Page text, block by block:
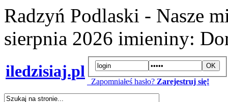
Radzyń Podlaski - Nasze
sierpnia 2026 imieniny:
iledzisiaj.pl
Zapomniałeś hasło? Zarejestruj się!